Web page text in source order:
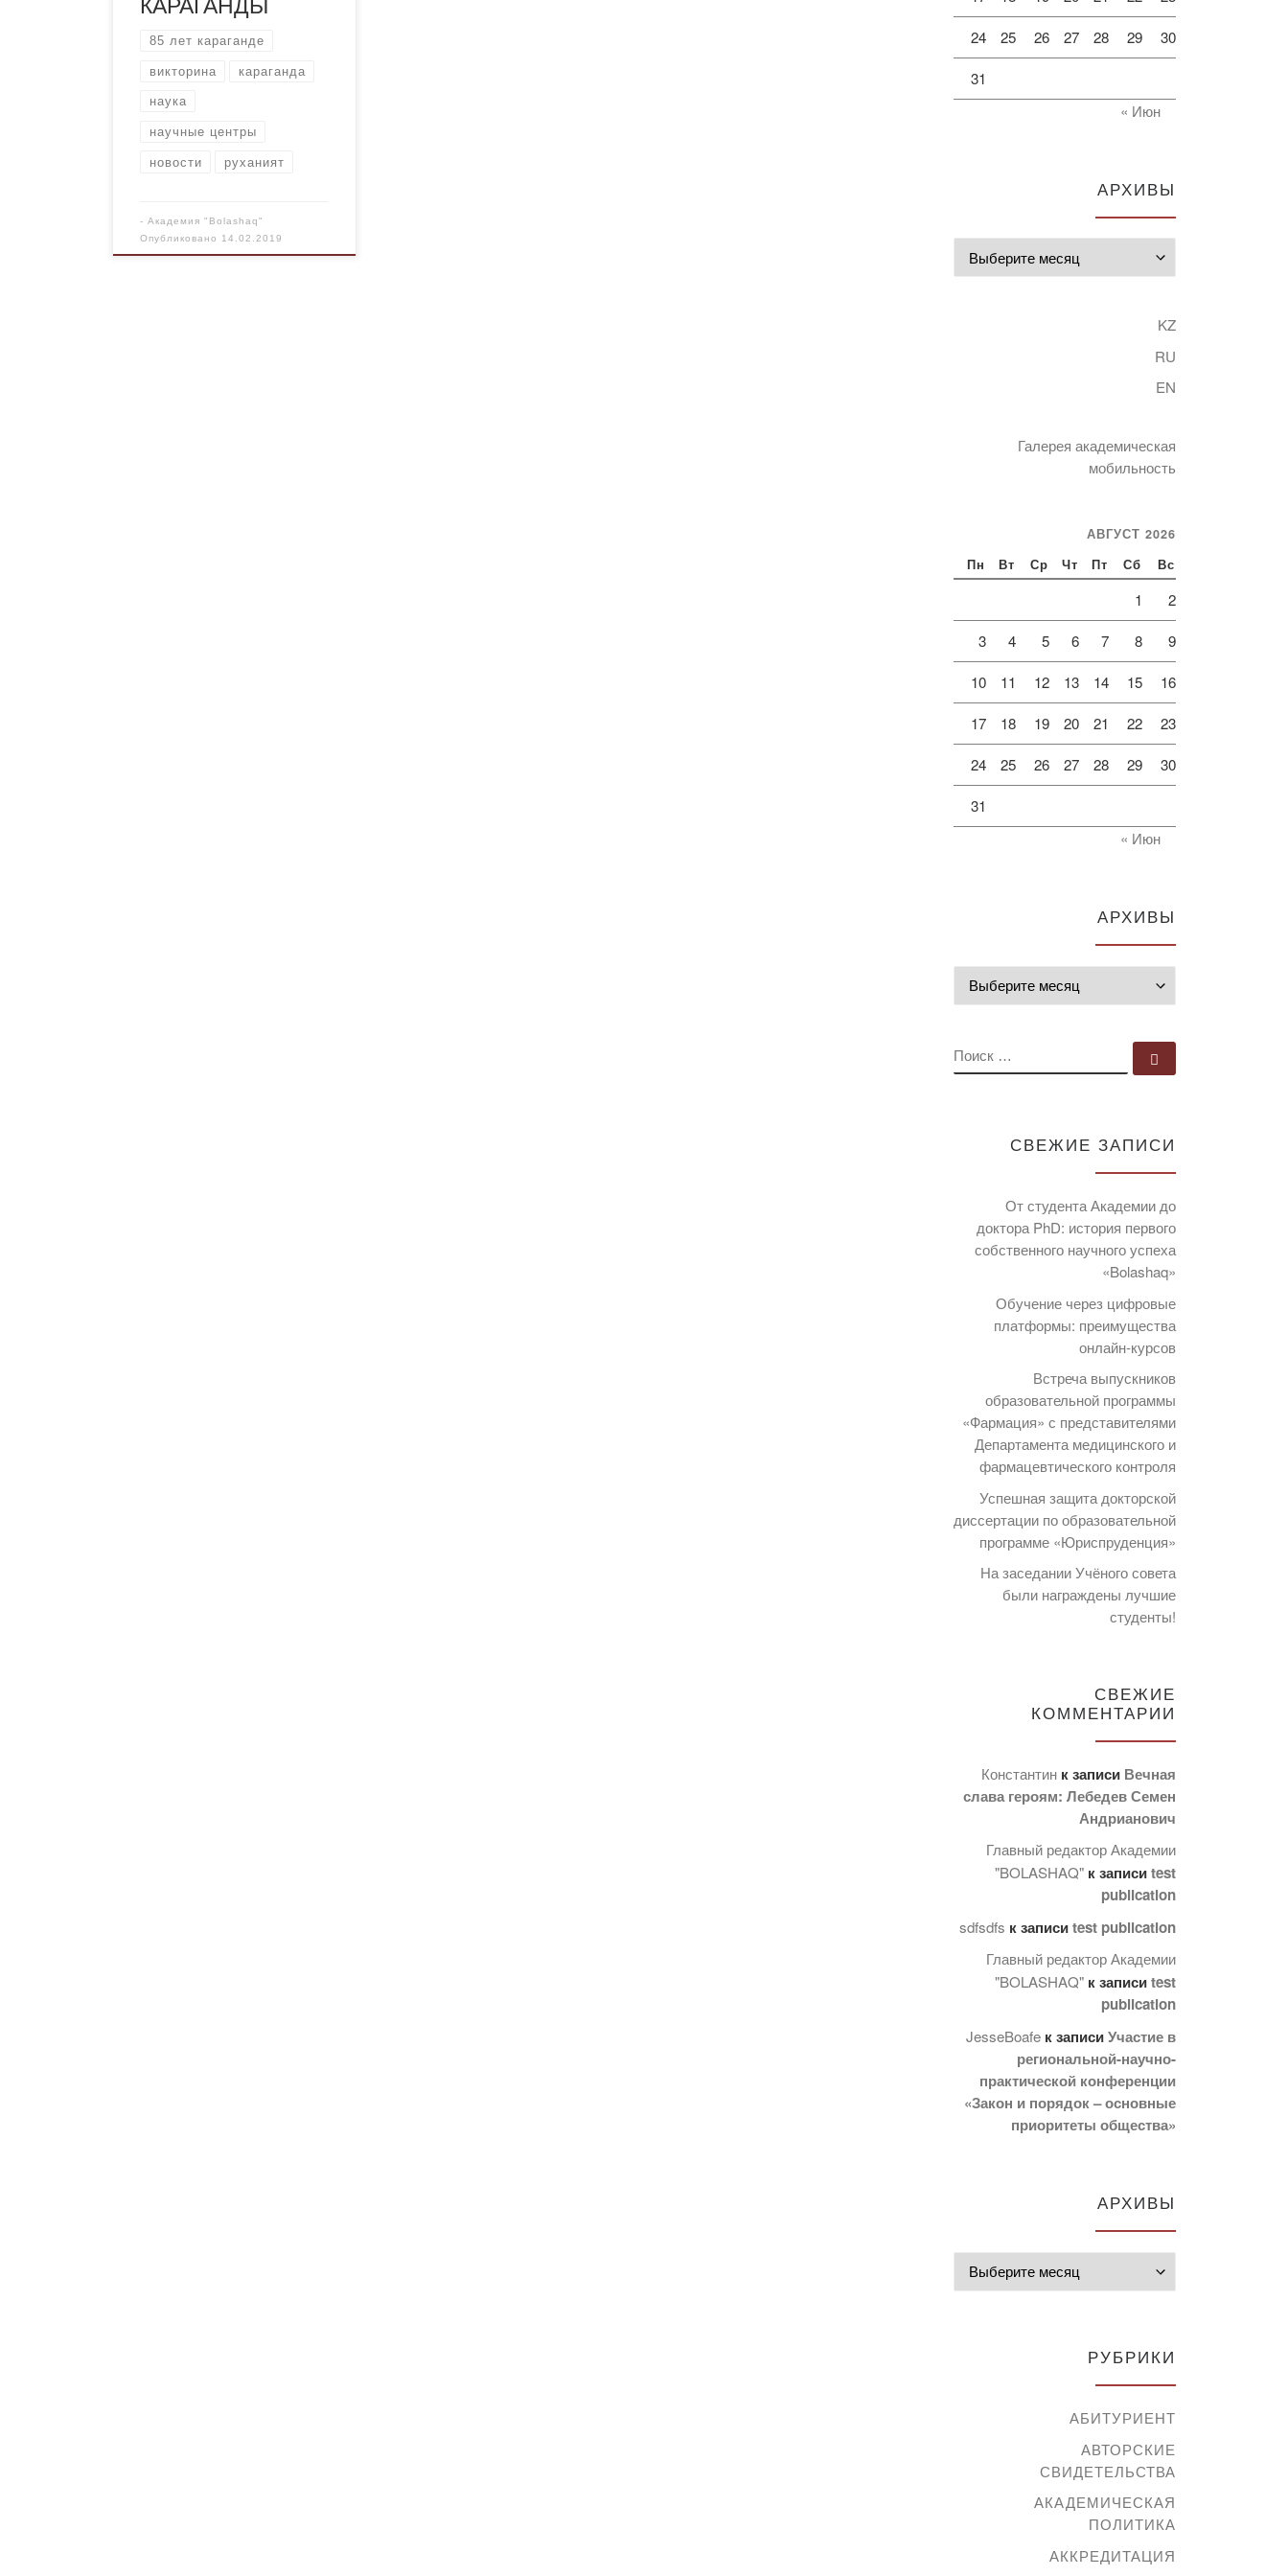
85 лет караганде
викторина караганда
наука
научные центры
новости руханият
-Академия "Bolashaq"
Опубликовано 14.02.2019
24 25 26 27 28 29 30
31
« Июн
АРХИВЫ
KZ
RU
EN
Галерея академическая
мобильность
АВГУСТ 2026
Пн Вт Ср Чт Пт Сб Вс
1 2
3 4 5 6 7 8 9
10 11 12 13 14 15 16
17 18 19 20 21 22 23
24 25 26 27 28 29 30
31
« Июн
АРХИВЫ
ПОИСК
СВЕЖИЕ ЗАПИСИ
От студента Академии до
доктора PhD: история первого
собственного научного успеха
«Bolashaq»
Обучение через цифровые
платформы: преимущества
онлайн-курсов
Встреча выпускников
образовательной программы
«Фармация» с представителями
Департамента медицинского и
фармацевтического контроля
Успешная защита докторской
диссертации по образовательной
программе «Юриспруденция»
На заседании Учёного совета
были награждены лучшие
студенты!
СВЕЖИЕ
КОММЕНТАРИИ
Константин к записи Вечная
слава героям: Лебедев Семен
Андрианович
Главный редактор Академии
"BOLASHAQ" к записиtest
publication
sdfsdfs к записиtest publication
Главный редактор Академии
"BOLASHAQ" к записиtest
publication
JesseBoafe к записиУчастие в
региональной-научно-
практической конференции
«Закон и порядок – основные
приоритеты общества»
АРХИВЫ
РУБРИКИ
АБИТУРИЕНТ
АВТОРСКИЕ
СВИДЕТЕЛЬСТВА
АКАДЕМИЧЕСКАЯ
ПОЛИТИКА
АККРЕДИТАЦИЯ